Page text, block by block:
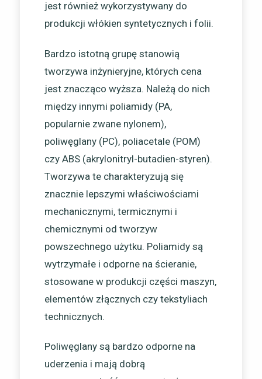
jest również wykorzystywany do
produkcji włókien syntetycznych i folii.
Bardzo istotną grupę stanowią
tworzywa inżynieryjne, których cena
jest znacząco wyższa. Należą do nich
między innymi poliamidy (PA,
popularnie zwane nylonem),
poliwęglany (PC), poliacetale (POM)
czy ABS (akrylonitryl-butadien-styren).
Tworzywa te charakteryzują się
znacznie lepszymi właściwościami
mechanicznymi, termicznymi i
chemicznymi od tworzyw
powszechnego użytku. Poliamidy są
wytrzymałe i odporne na ścieranie,
stosowane w produkcji części maszyn,
elementów złącznych czy tekstyliach
technicznych.
Poliwęglany są bardzo odporne na
uderzenia i mają dobrą